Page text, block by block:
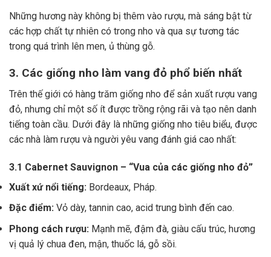
Những hương này không bị thêm vào rượu, mà sáng bật từ
các hợp chất tự nhiên có trong nho và qua sự tương tác
trong quá trình lên men, ủ thùng gỗ.
3. Các giống nho làm vang đỏ phổ biến nhất
Trên thế giới có hàng trăm giống nho để sản xuất rượu vang
đỏ, nhưng chỉ một số ít được trồng rộng rãi và tạo nên danh
tiếng toàn cầu. Dưới đây là những giống nho tiêu biểu, được
các nhà làm rượu và người yêu vang đánh giá cao nhất:
3.1 Cabernet Sauvignon – “Vua của các giống nho đỏ”
Xuất xứ nổi tiếng: Bordeaux, Pháp.
Đặc điểm: Vỏ dày, tannin cao, acid trung bình đến cao.
Phong cách rượu: Mạnh mẽ, đậm đà, giàu cấu trúc, hương
vị quả lý chua đen, mận, thuốc lá, gỗ sồi.